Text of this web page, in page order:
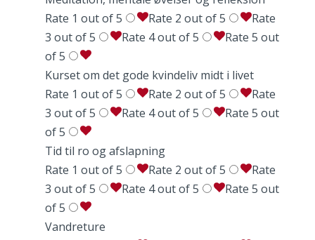
Rate 1 out of 5
Rate 2 out of 5
Rate
3 out of 5
Rate 4 out of 5
Rate 5 out
of 5
Kurset om det gode kvindeliv midt i livet
Rate 1 out of 5
Rate 2 out of 5
Rate
3 out of 5
Rate 4 out of 5
Rate 5 out
of 5
og
Din
Dit
Tid til ro og afslapning
Rate 1 out of 5
Rate 2 out of 5
Rate
3 out of 5
Rate 4 out of 5
Rate 5 out
of 5
Vandreture